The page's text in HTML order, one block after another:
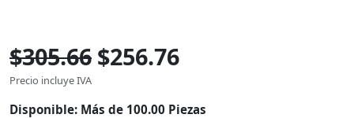
$305.66 $256.76
Precio incluye IVA
Disponible: Más de 100.00 Piezas